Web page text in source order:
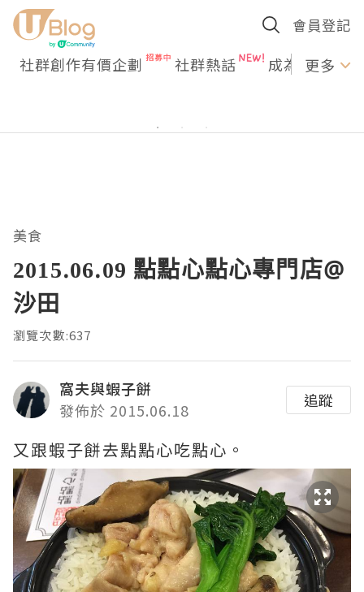
會員登記
社群創作有價企劃 社群熱話 成為U更多
美食
2015.06.09 點點心點心專門店@
沙田
瀏覽次數:637
窩夫與蝦子餅
發佈於 2015.06.18
追蹤
又跟蝦子餅去點點心吃點心。